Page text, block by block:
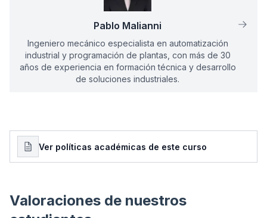
Electricidad Básica
con una duración total de
desarrollado en modalidaden línea.
Esta constancia se expide
en reconocimiento a su
Fecha de emisión:
Pablo Malianni
Ingeniero mecánico especialista en automatización
industrial y programación de plantas, con más de 30
años de experiencia en formación técnica y desarrollo
de soluciones industriales.
Ver políticas académicas de este curso
Valoraciones de nuestros